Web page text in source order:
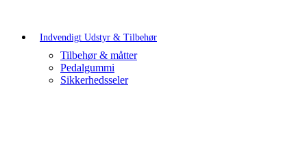
Indvendigt Udstyr & Tilbehør
Tilbehør & måtter
Pedalgummi
Sikkerhedsseler